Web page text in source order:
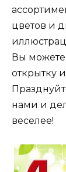
цветов и
Вы
открытку
нами и
веселее!